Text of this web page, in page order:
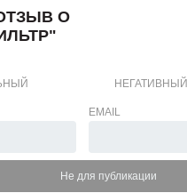
О
НЕГАТИВНЫЙ
EMAIL
Не для публикации